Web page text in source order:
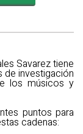
Savarez tiene
de investigación
los músicos y
puntos para
cadenas: